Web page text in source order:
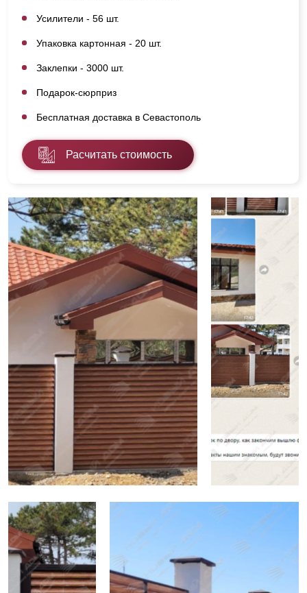
Усилители - 56 шт.
Упаковка картонная - 20 шт.
Заклепки - 3000 шт.
Подарок-сюрприз
Бесплатная доставка в Севастополь
Расчитать стоимость